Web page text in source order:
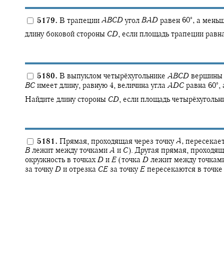
5179. В трапеции ABCDугол BAD равен 60‍∘ , а
длину боковой стороны CD, если площадь трапеции
5180. В выпуклом четырёхугольнике ABCD вершины
BC имеет длину, равную 4, величина угла ADC равна 60‍∘ ,
Найдите длину стороны CD, если площадь
5181. Прямая, проходящая через точкуA,
B лежит между точками A и C). Другая прямая,
окружность в точках D и E (точка D лежит между
за точкуD и отрезка CE за точкуE пересекаются в точке